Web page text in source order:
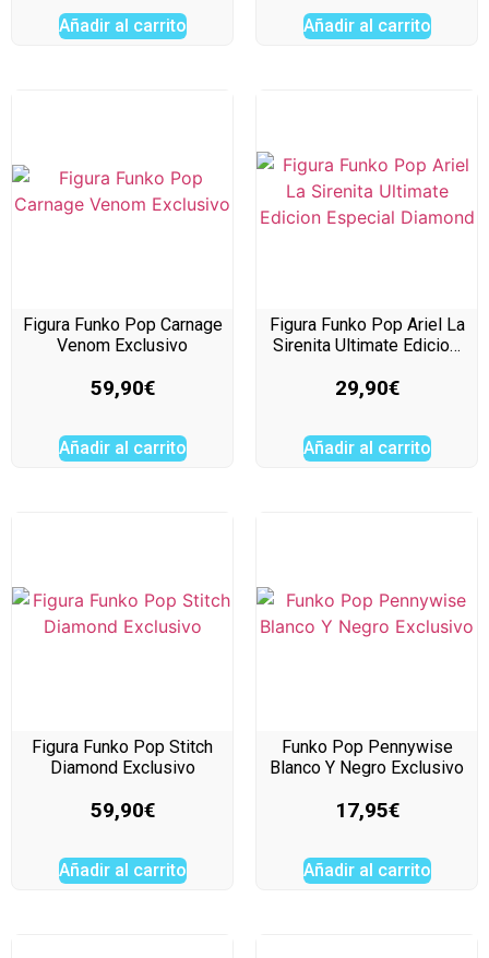
Añadir al carrito Añadir al carrito
Figura Funko Pop Carnage
Venom Exclusivo
59,90€
Añadir al carrito
Figura Funko Pop Ariel La
Sirenita Ultimate Edicio…
29,90€
Añadir al carrito
Figura Funko Pop Stitch
Diamond Exclusivo
59,90€
Añadir al carrito
Funko Pop Pennywise
Blanco Y Negro Exclusivo
17,95€
Añadir al carrito